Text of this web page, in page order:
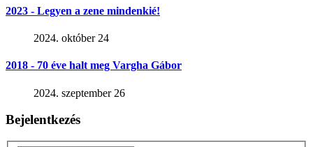
2023 - Legyen a zene mindenkié!
2024. október 24
2018 - 70 éve halt meg Vargha Gábor
2024. szeptember 26
Bejelentkezés